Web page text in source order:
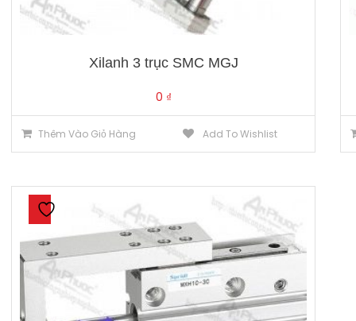
Xilanh 3 trục SMC MGJ
0 ₫
Thêm Vào Giỏ Hàng Add To Wishlist